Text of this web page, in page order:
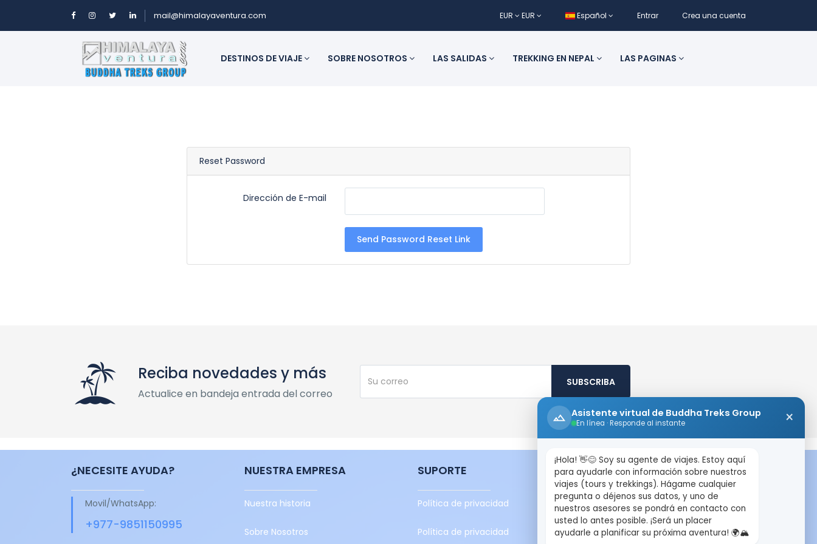
mail@himalayaventura.com EUR EUR Español Entrar Crea una cuenta
DESTINOS DE VIAJE SOBRE NOSOTROS LAS SALIDAS TREKKING EN NEPAL LAS PAGINAS
Reset Password
Dirección de E-mail
Send Password Reset Link
Reciba novedades y más
Actualice en bandeja entrada del correo
SUBSCRIBA
¿NECESITE AYUDA?
Movil/WhatsApp:
+977-9851150995
NUESTRA EMPRESA
Nuestra historia
Sobre Nosotros
SUPORTE
Política de privacidad
Política de privacidad
DESTINO DE VIAJES
Nepal
Tibet
Asistente virtual de Buddha Treks Group
En línea · Responde al instante ×
¡Hola! 👋😊 Soy su agente de viajes. Estoy aquí
para ayudarle con información sobre nuestros
viajes (tours y trekkings). Hágame cualquier
pregunta o déjenos sus datos, y uno de
nuestros asesores se pondrá en contacto con
usted lo antes posible. ¡Será un placer
ayudarle a planificar su próxima aventura! 🌍🏔️